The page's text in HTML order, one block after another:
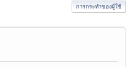
การกระทำของผู้ใช้